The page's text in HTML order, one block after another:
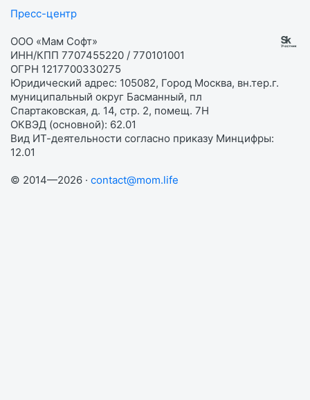
Пресс-центр
ООО «Мам Софт»
ИНН/КПП 7707455220 / 770101001
ОГРН 1217700330275
Юридический адрес: 105082, Город Москва, вн.тер.г.
муниципальный округ Басманный, пл
Спартаковская, д. 14, стр. 2, помещ. 7Н
ОКВЭД (основной): 62.01
Вид ИТ-деятельности согласно приказу Минцифры:
12.01
© 2014—2026 · contact@mom.life